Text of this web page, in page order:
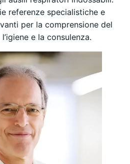
referenze specialistiche e
per la comprensione del
e la consulenza.